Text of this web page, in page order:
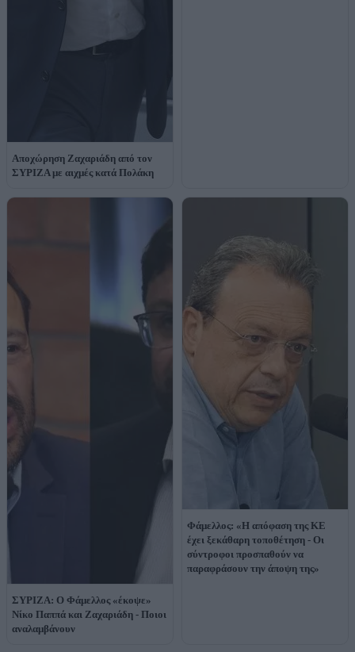
Αποχώρηση Ζαχαριάδη από τον
ΣΥΡΙΖΑ με αιχμές κατά Πολάκη
ΣΥΡΙΖΑ: Ο Φάμελλος «έκοψε»
Νίκο Παππά και Ζαχαριάδη - Ποιοι
αναλαμβάνουν
Φάμελλος: «Η απόφαση της ΚΕ
έχει ξεκάθαρη τοποθέτηση - Οι
σύντροφοι προσπαθούν να
παραφράσουν την άποψη της»